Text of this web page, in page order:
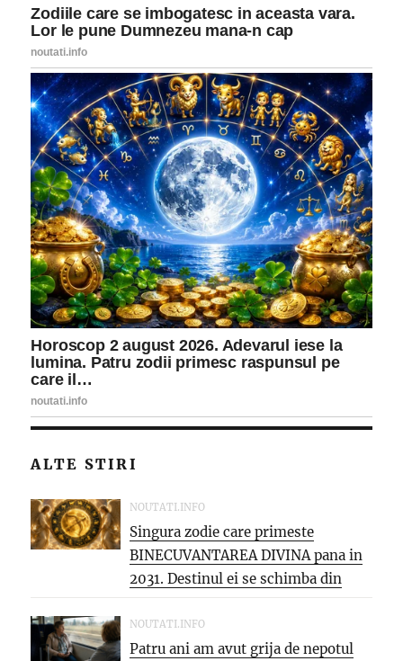
ALTE STIRI
NOUTATI.INFO
Singura zodie care primeste
BINECUVANTAREA DIVINA pana in
2031. Destinul ei se schimba din
temelii,...
NOUTATI.INFO
Patru ani am avut grija de nepotul